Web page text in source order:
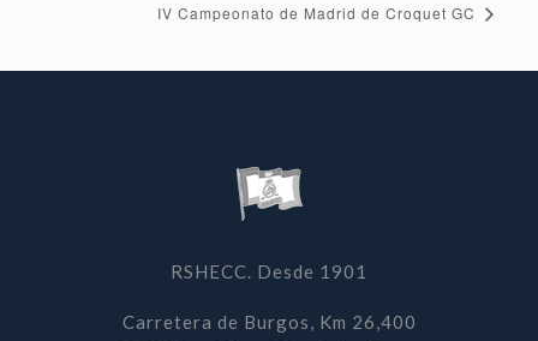
IV Campeonato de Madrid de Croquet GC
RSHECC. Desde 1901
Carretera de Burgos, Km 26,400